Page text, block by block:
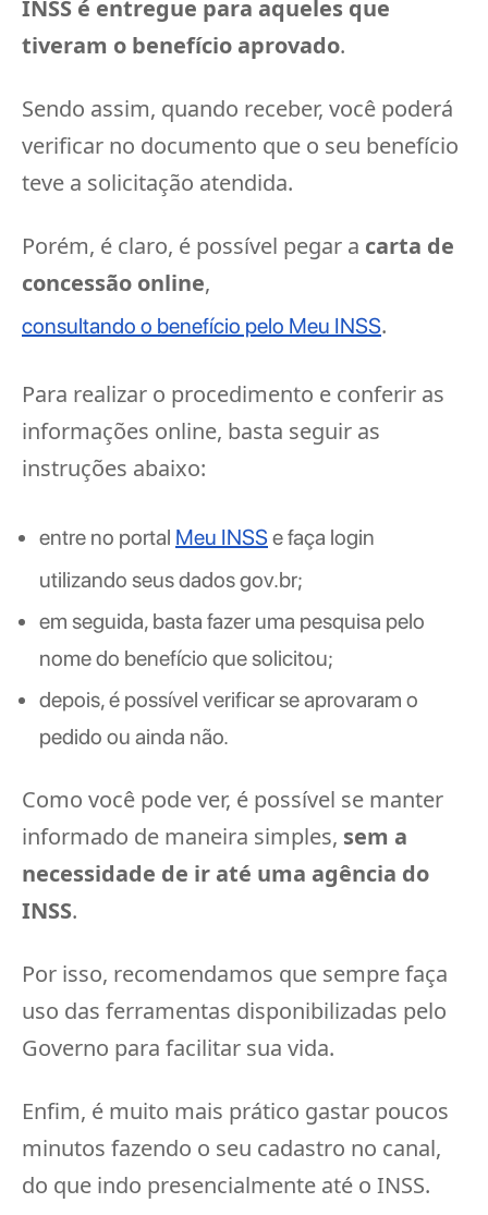
INSS é entregue para aqueles que
tiveram o benefício aprovado.
Sendo assim, quando receber, você poderá
verificar no documento que o seu benefício
teve a solicitação atendida.
Porém, é claro, é possível pegar a carta de
concessão online,
consultando o benefício pelo Meu INSS.
Para realizar o procedimento e conferir as
informações online, basta seguir as
instruções abaixo:
entre no portal Meu INSS e faça login
utilizando seus dados gov.br;
em seguida, basta fazer uma pesquisa pelo
nome do benefício que solicitou;
depois, é possível verificar se aprovaram o
pedido ou ainda não.
Como você pode ver, é possível se manter
informado de maneira simples, sem a
necessidade de ir até uma agência do
INSS.
Por isso, recomendamos que sempre faça
uso das ferramentas disponibilizadas pelo
Governo para facilitar sua vida.
Enfim, é muito mais prático gastar poucos
minutos fazendo o seu cadastro no canal,
do que indo presencialmente até o INSS.